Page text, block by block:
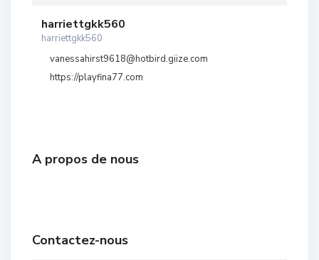
harriettgkk560
harriettgkk560
vanessahirst9618@hotbird.giize.com
https://playfina77.com
A propos de nous
Contactez-nous